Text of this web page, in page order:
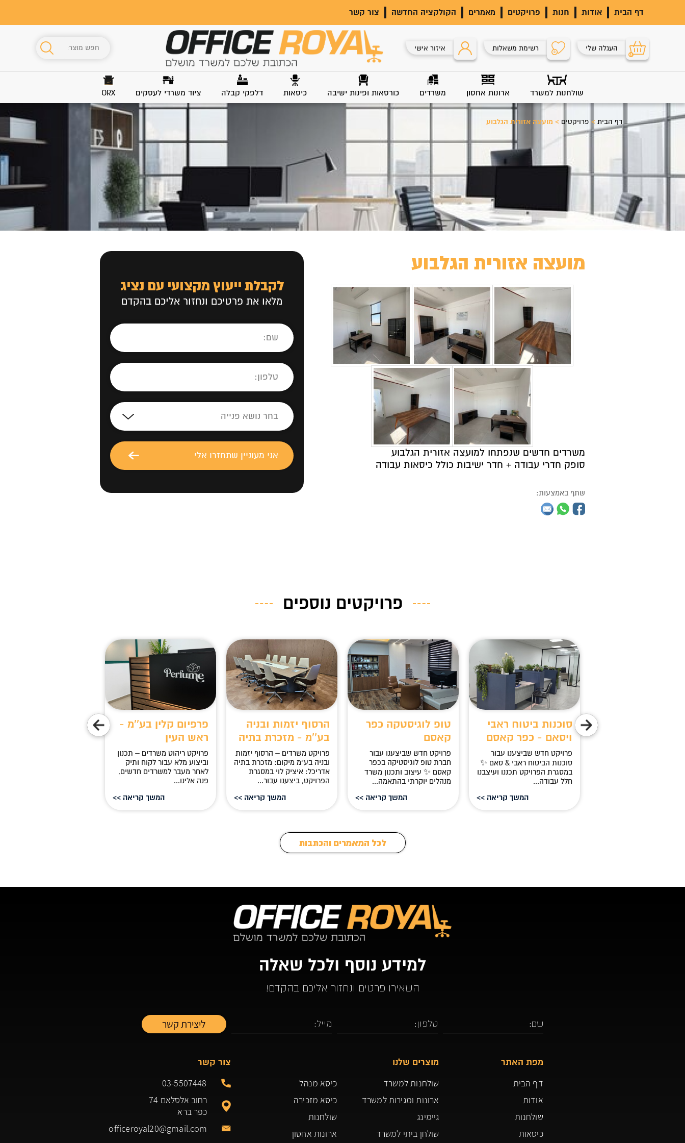
דף הבית אודות חנות פרויקטים מאמרים הקולקציה החדשה צור קשר
0
העגלה שלי 0 רשימת משאלות איזור אישי
שולחנות למשרד ארונות אחסון משרדים כורסאות ופינות ישיבה כיסאות דלפקי קבלה ציוד משרדי לעסקים ORX
דף הבית> פרויקטים > מועצה אזורית הגלבוע
מועצה אזורית הגלבוע
משרדים חדשים שנפתחו למועצה אזורית הגלבוע
סופק חדרי עבודה + חדר ישיבות כולל כיסאות עבודה
שתף באמצעות:
לקבלת ייעוץ מקצועי עם נציג
מלאו את פרטיכם ונחזור אליכם בהקדם
פרויקטים נוספים
סוכנות ביטוח ראבי
ויסאם - כפר קאסם
פרויקט חדש שביצענו עבור
סוכנות הביטוח ראבי & סאם ✨
במסגרת הפרויקט תכננו ועיצבנו
חלל עבודה...
המשך קריאה >>
טופ לוגיסטקה כפר
קאסם
פרויקט חדש שביצענו עבור
חברת טופ לוגיסטיקה בכפר
קאסם ✨ עיצוב ותכנון משרד
מנהלים יוקרתי בהתאמה...
המשך קריאה >>
הרסוף יזמות ובניה
בע''מ - מזכרת בתיה
פרויקט משרדים – הרסוף יזמות
ובניה בע"מ מיקום: מזכרת בתיה‍
אדריכל: איציק לוי במסגרת
הפרויקט, ביצענו עבור...
המשך קריאה >>
פרפיום קלין בע''מ -
ראש העין
פרויקט ריהוט משרדים – תכנון
וביצוע מלא עבור לקוח ותיק
לאחר מעבר למשרדים חדשים,
פנה אלינו...
המשך קריאה >>
לכל המאמרים והכתבות
למידע נוסף ולכל שאלה
השאירו פרטים ונחזור אליכם בהקדם!
מפת האתר
דף הבית
אודות
שולחנות
כיסאות
מוצרים שלנו
שולחנות למשרד
ארונות ומגירות למשרד
גיימינג
שולחן ביתי למשרד
כיסא מנהל
כיסא מזכירה
שולחנות
ארונות אחסון
צור קשר
03-5507448
רחוב אלסלאם 74
כפר ברא
officeroyal20@gmail.com